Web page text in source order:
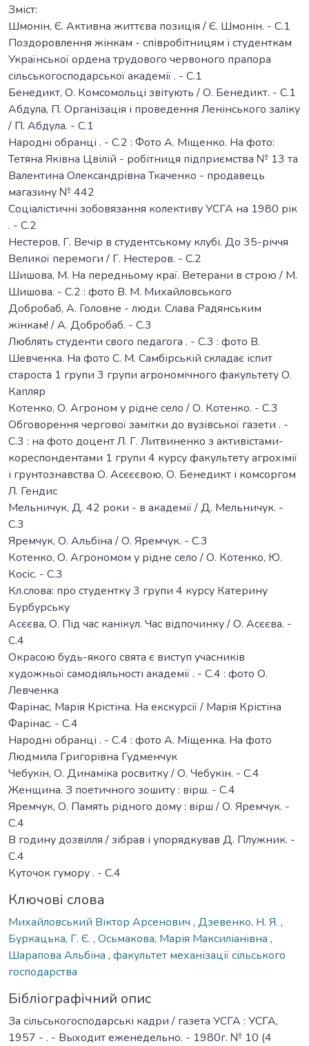
Зміст:
Шмонін, Є. Активна життєва позиція / Є. Шмонін. - С.1
Поздоровлення жінкам - співробітницям і студенткам
Української ордена трудового червоного прапора
сільськогосподарської академії . - С.1
Бенедикт, О. Комсомольці звітують / О. Бенедикт. - С.1
Абдула, П. Організація і проведення Ленінського заліку
/ П. Абдула. - С.1
Народні обранці . - С.2 : Фото А. Міщенко. На фото:
Тетяна Яківна Цвілій - робітниця підприємства № 13 та
Валентина Олександрівна Ткаченко - продавець
магазину № 442
Соціалістичні зобовязання колективу УСГА на 1980 рік
. - С.2
Нестеров, Г. Вечір в студентському клубі. До 35-річчя
Великої перемоги / Г. Нестеров. - С.2
Шишова, М. На передньому краї. Ветерани в строю / М.
Шишова. - С.2 : фото В. М. Михайловського
Добробаб, А. Головне - люди. Слава Радянським
жінкам! / А. Добробаб. - С.3
Люблять студенти свого педагога . - С.3 : фото В.
Шевченка. На фото С. М. Самбірській складає іспит
староста 1 групи 3 групи агрономічного факультету О.
Капляр
Котенко, О. Агроном у рідне село / О. Котенко. - С.3
Обговорення чергової замітки до вузівської газети . -
С.3 : на фото доцент Л. Г. Литвиненко з активістами-
кореспондентами 1 групи 4 курсу факультету агрохімії
і грунтознавства О. Асєєєвою, О. Бенедикт і комсоргом
Л. Гендис
Мельничук, Д. 42 роки - в академії / Д. Мельничук. -
С.3
Яремчук, О. Альбіна / О. Яремчук. - С.3
Котенко, О. Агрономом у рідне село / О. Котенко, Ю.
Косіс. - С.3
Кл.слова: про студентку 3 групи 4 курсу Катерину
Бурбурську
Асєєва, О. Під час канікул. Час відпочинку / О. Асєєва. -
С.4
Окрасою будь-якого свята є виступ учасників
художньої самодіяльності академії . - С.4 : фото О.
Левченка
Фарінас, Марія Крістіна. На екскурсії / Марія Крістіна
Фарінас. - С.4
Народні обранці . - С.4 : фото А. Міщенка. На фото
Людмила Григорівна Гудменчук
Чебукін, О. Динаміка росвитку / О. Чебукін. - С.4
Женщина. З поетичного зошиту : вірш. - С.4
Яремчук, О. Память рідного дому : вірш / О. Яремчук. -
С.4
В годину дозвілля / зібрав і упорядкував Д. Плужник. -
С.4
Куточок гумору . - С.4
Ключові слова
Михайловський Віктор Арсенович , Дзевенко, Н. Я. ,
Буркацька, Г. Є. , Осьмакова, Марія Максиліанівна ,
Шарапова Альбіна , факультет механізації сільського
господарства
Бібліографічний опис
За сільськогосподарські кадри / газета УСГА : УСГА,
1957 - . - Выходит еженедельно. - 1980г. № 10 (4